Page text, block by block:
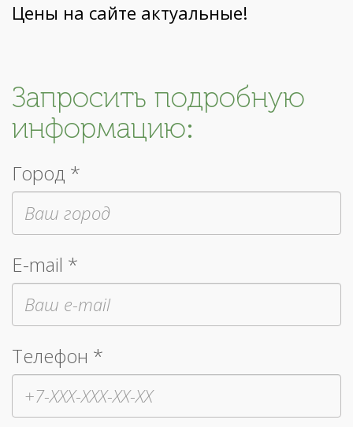
Цены на сайте актуальные!
Запросить подробную
информацию:
Город *
E-mail *
Телефон *